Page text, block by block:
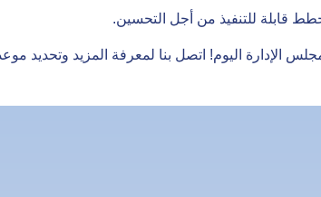
قابلة للتنفيذ من أجل التحسين.
الإدارة اليوم! اتصل بنا لمعرفة المزيد وتحديد